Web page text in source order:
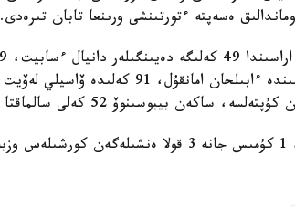
ەسەپتە ءتورتىنشى ورىنعا تابان تىرەدى.
ساكەن بيبوسىنوۆ 52 كەلى سالماقتا قولانى قاناعات تۇتتى.